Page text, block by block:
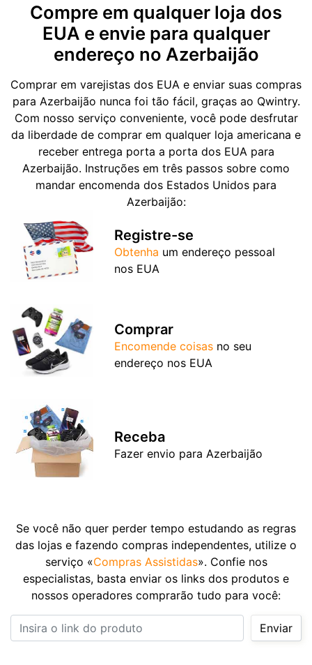
Compre em qualquer loja dos
EUA e envie para qualquer
endereço no Azerbaijão
Comprar em varejistas dos EUA e enviar suas compras
para Azerbaijão nunca foi tão fácil, graças ao Qwintry.
Com nosso serviço conveniente, você pode desfrutar
da liberdade de comprar em qualquer loja americana e
receber entrega porta a porta dos EUA para
Azerbaijão. Instruções em três passos sobre como
mandar encomenda dos Estados Unidos para
Azerbaijão:
Registre-se
Obtenha um endereço pessoal
nos EUA
Comprar
Encomende coisas no seu
endereço nos EUA
Receba
Fazer envio para Azerbaijão
Se você não quer perder tempo estudando as regras
das lojas e fazendo compras independentes, utilize o
serviço «Compras Assistidas». Confie nos
especialistas, basta enviar os links dos produtos e
nossos operadores comprarão tudo para você:
Insira o link do produto
Enviar